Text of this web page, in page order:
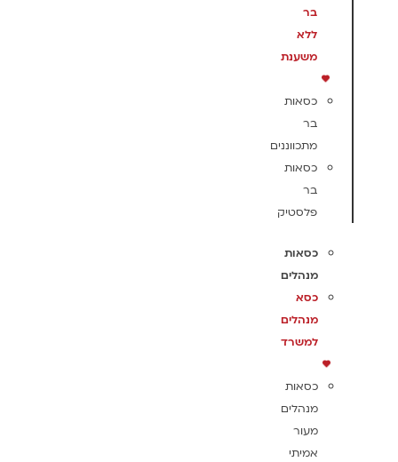
בר
ללא
משענת
כסאות
בר
מתכווננים
כסאות
בר
פלסטיק
כסאות
מנהלים
כסא
מנהלים
למשרד
כסאות
מנהלים
מעור
אמיתי